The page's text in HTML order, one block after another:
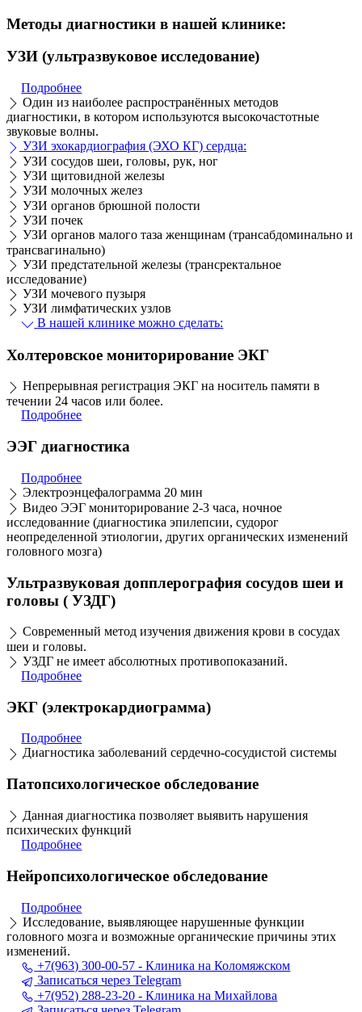
Методы диагностики в нашей клинике:
УЗИ (ультразвуковое исследование)
Подробнее
Один из наиболее распространённых методов
диагностики, в котором используются высокочастотные
звуковые волны.
УЗИ эхокардиография (ЭХО КГ) сердца:
УЗИ сосудов шеи, головы, рук, ног
УЗИ щитовидной железы
УЗИ молочных желез
УЗИ органов брюшной полости
УЗИ почек
УЗИ органов малого таза женщинам (трансабдоминально и
трансвагинально)
УЗИ предстательной железы (трансректальное
исследование)
УЗИ мочевого пузыря
УЗИ лимфатических узлов
В нашей клинике можно сделать:
Холтеровское мониторирование ЭКГ
Непрерывная регистрация ЭКГ на носитель памяти в
течении 24 часов или более.
Подробнее
ЭЭГ диагностика
Подробнее
Электроэнцефалограмма 20 мин
Видео ЭЭГ мониторирование 2-3 часа, ночное
исследованние (диагностика эпилепсии, судорог
неопределенной этиологии, других органических изменений
головного мозга)
Ультразвуковая допплерография сосудов шеи и
головы ( УЗДГ)
Современный метод изучения движения крови в сосудах
шеи и головы.
УЗДГ не имеет абсолютных противопоказаний.
Подробнее
ЭКГ (электрокардиограмма)
Подробнее
Диагностика заболеваний сердечно-сосудистой системы
Патопсихологическое обследование
Данная диагностика позволяет выявить нарушения
психических функций
Подробнее
Нейропсихологическое обследование
Подробнее
Исследование, выявляющее нарушенные функции
головного мозга и возможные органические причины этих
изменений.
+7(963) 300-00-57 - Клиника на Коломяжском
Записаться через Telegram
+7(952) 288-23-20 - Клиника на Михайлова